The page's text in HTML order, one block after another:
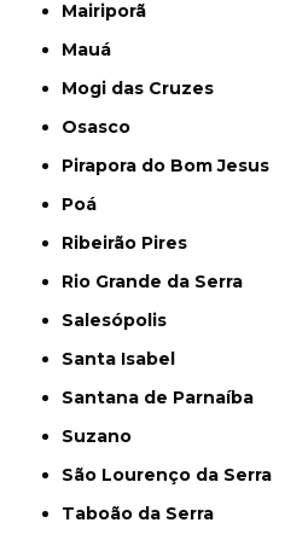
Mairiporã
Mauá
Mogi das Cruzes
Osasco
Pirapora do Bom Jesus
Poá
Ribeirão Pires
Rio Grande da Serra
Salesópolis
Santa Isabel
Santana de Parnaíba
Suzano
São Lourenço da Serra
Taboão da Serra